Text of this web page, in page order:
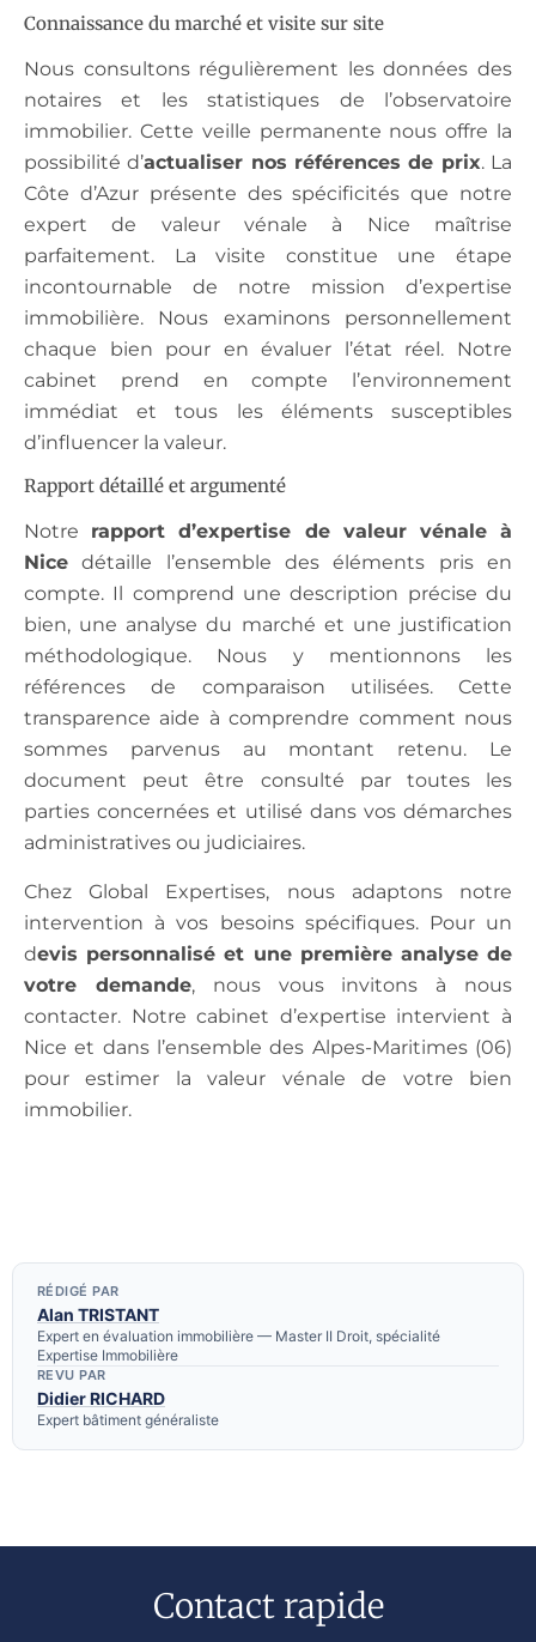
Connaissance du marché et visite sur site
Nous consultons régulièrement les données des
notaires et les statistiques de l’observatoire
immobilier. Cette veille permanente nous offre la
possibilité d’actualiser nos références de prix. La
Côte d’Azur présente des spécificités que notre
expert de valeur vénale à Nice maîtrise
parfaitement. La visite constitue une étape
incontournable de notre mission d’expertise
immobilière. Nous examinons personnellement
chaque bien pour en évaluer l’état réel. Notre
cabinet prend en compte l’environnement
immédiat et tous les éléments susceptibles
d’influencer la valeur.
Rapport détaillé et argumenté
Notre rapport d’expertise de valeur vénale à
Nice détaille l’ensemble des éléments pris en
compte. Il comprend une description précise du
bien, une analyse du marché et une justification
méthodologique. Nous y mentionnons les
références de comparaison utilisées. Cette
transparence aide à comprendre comment nous
sommes parvenus au montant retenu. Le
document peut être consulté par toutes les
parties concernées et utilisé dans vos démarches
administratives ou judiciaires.
Chez Global Expertises, nous adaptons notre
intervention à vos besoins spécifiques. Pour un
devis personnalisé et une première analyse de
votre demande, nous vous invitons à nous
contacter. Notre cabinet d’expertise intervient à
Nice et dans l’ensemble des Alpes-Maritimes (06)
pour estimer la valeur vénale de votre bien
immobilier.
RÉDIGÉ PAR
Alan TRISTANT
Expert en évaluation immobilière — Master II Droit, spécialité
Expertise Immobilière
REVU PAR
Didier RICHARD
Expert bâtiment généraliste
Contact rapide